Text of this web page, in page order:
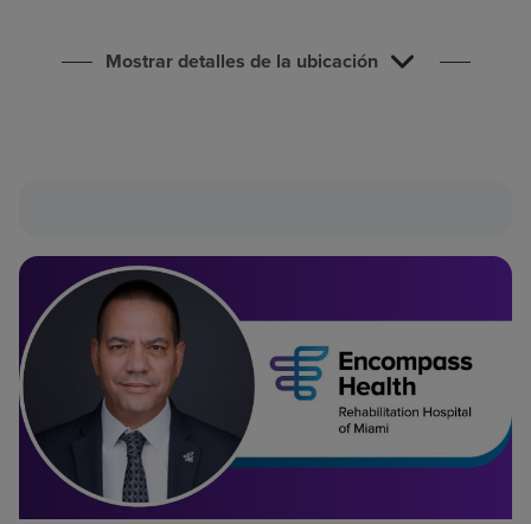
Mostrar detalles de la ubicación